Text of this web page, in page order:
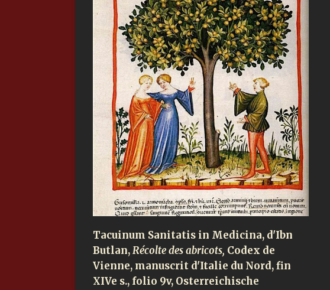
Tacuinum Sanitatis in Medicina, d'Ibn
Butlan,Récolte des abricots, Codex de
Vienne, manuscrit d'Italie du Nord, fin
XIVe s., folio 9v, Osterreichische